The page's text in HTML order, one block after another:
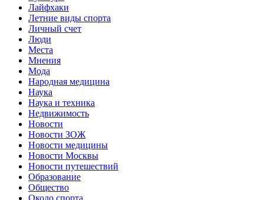
Лайфхаки
Летние виды спорта
Личный счет
Люди
Места
Мнения
Мода
Народная медицина
Наука
Наука и техника
Недвижимость
Новости
Новости ЗОЖ
Новости медицины
Новости Москвы
Новости путешествий
Образование
Общество
Около спорта